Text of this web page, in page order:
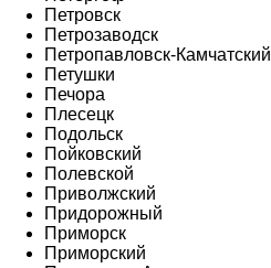
Петровск
Петрозаводск
Петропавловск-Камчатский
Петушки
Печора
Плесецк
Подольск
Пойковский
Полевской
Приволжский
Придорожный
Приморск
Приморский